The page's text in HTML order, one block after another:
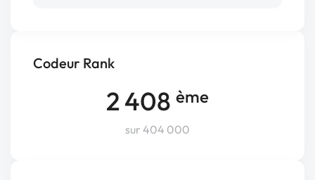
Codeur Rank
2 408 ème
sur 404 000